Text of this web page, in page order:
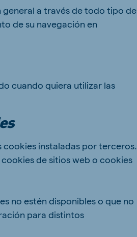
a través de todo tipo de
de su navegación en
cuando quiera utilizar las
instaladas por terceros.
de sitios web o cookies
no estén disponibles o que no
para distintos